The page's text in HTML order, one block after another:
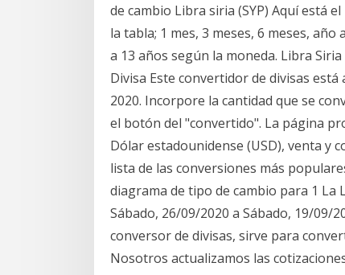
de cambio Libra siria (SYP) Aquí está
la tabla; 1 mes, 3 meses, 6 meses,
a 13 años según la moneda. Libra
Divisa Este convertidor de divisas
2020. Incorpore la cantidad que se
el botón del "convertido". La página
Dólar estadounidense (USD), venta y
lista de las conversiones más
diagrama de tipo de cambio para 1 La
Sábado, 26/09/2020 a Sábado, 19/09/
conversor de divisas, sirve para
Nosotros actualizamos las